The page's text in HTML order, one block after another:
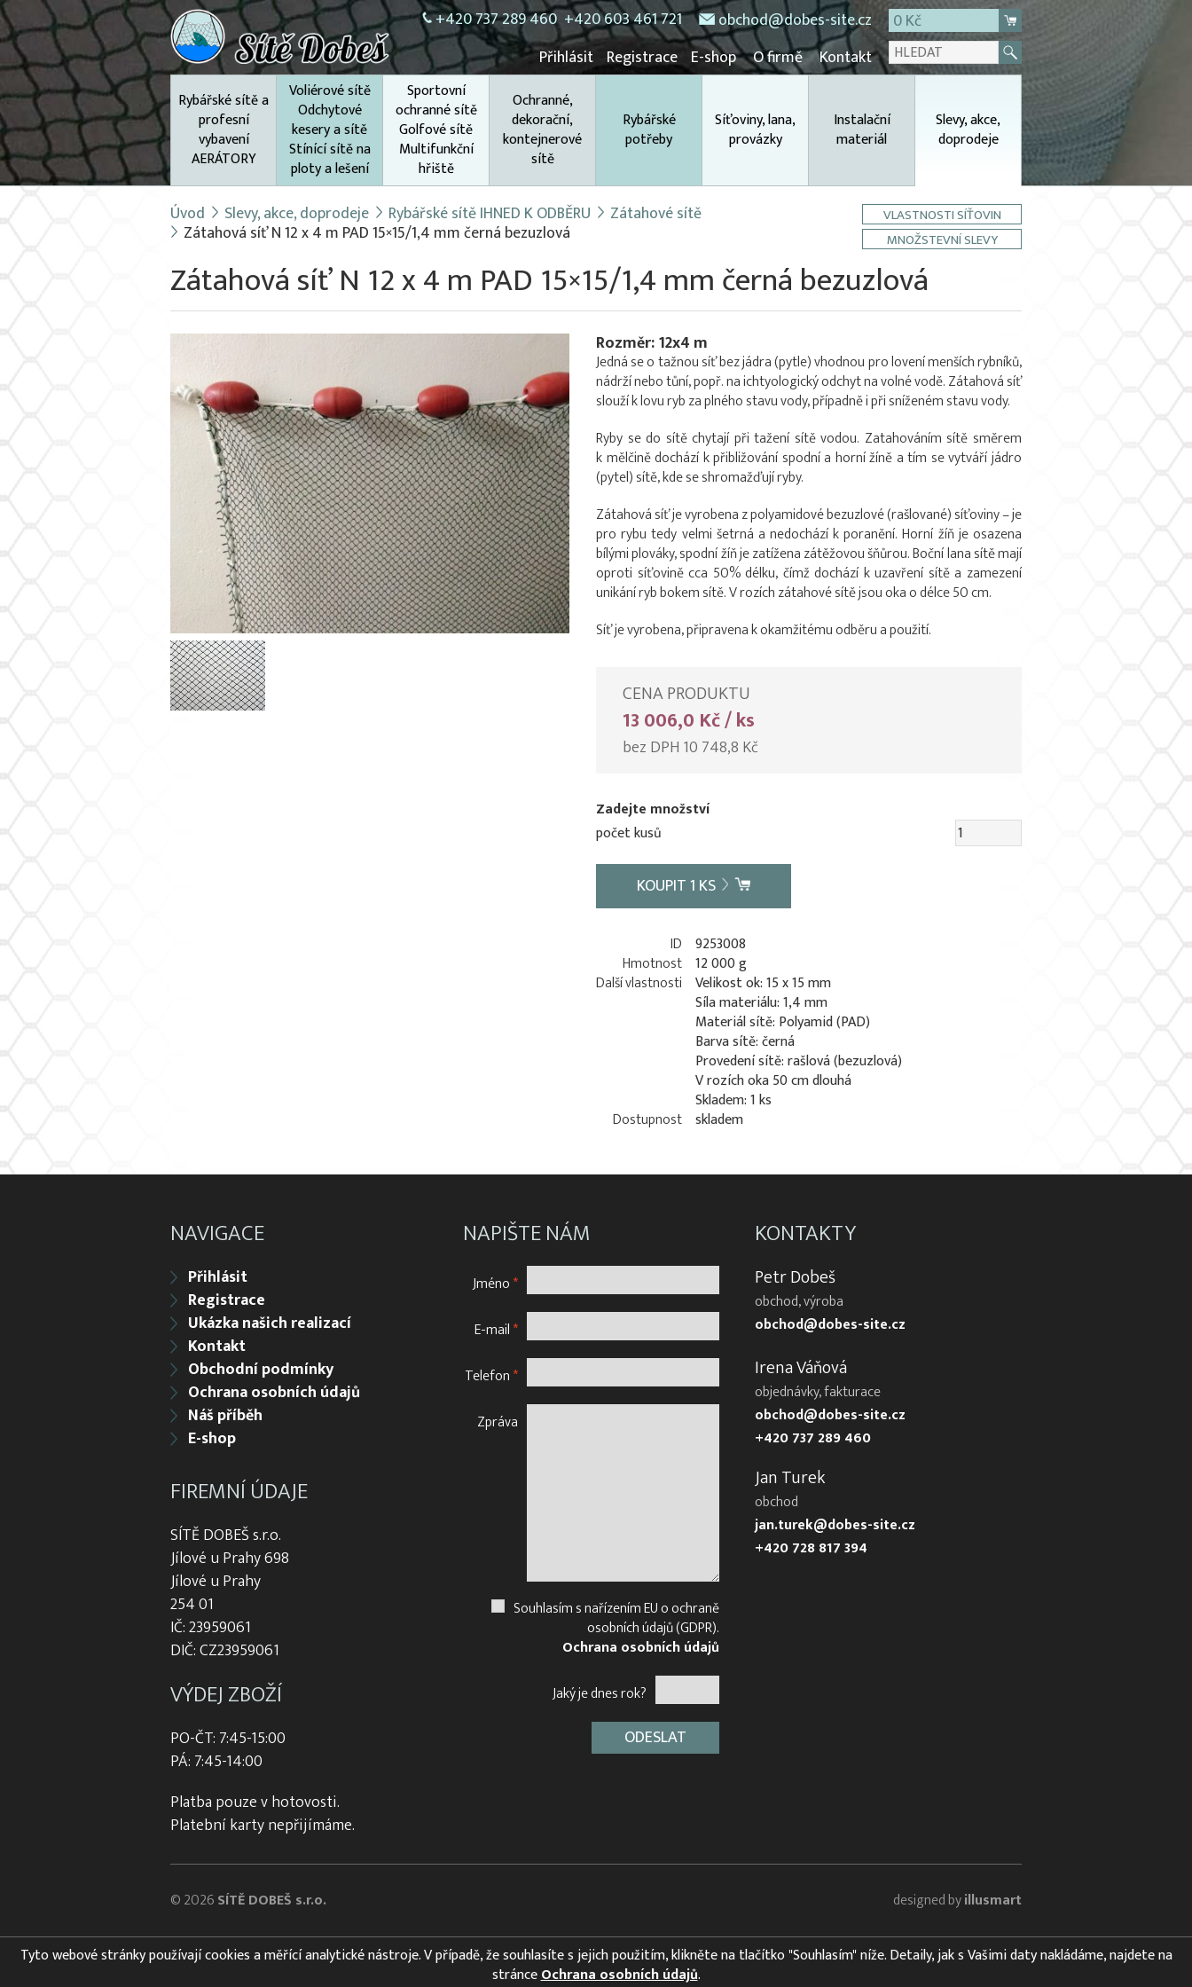
+420 737 289 460 +420 603 461 721 obchod@dobes-site.cz
0 Kč
Přihlásit Registrace E-shop O firmě Kontakt
Rybářské sítě a
profesní
vybavení
AERÁTORY
Voliérové sítě
Odchytové
kesery a sítě
Stínící sítě na
ploty a lešení
Sportovní
ochranné sítě
Golfové sítě
Multifunkční
hřiště
Ochranné,
dekorační,
kontejnerové
sítě
Rybářské
potřeby
Síťoviny, lana,
provázky
Instalační
materiál
Slevy, akce,
doprodeje
Úvod Slevy, akce, doprodeje Rybářské sítě IHNED K ODBĚRU Zátahové sítě
Zátahová síť N 12 x 4 m PAD 15×15/1,4 mm černá bezuzlová
VLASTNOSTI SÍŤOVIN
MNOŽSTEVNÍ SLEVY
Zátahová síť N 12 x 4 m PAD 15×15/1,4 mm černá bezuzlová
Rozměr: 12x4 m
Jedná se o tažnou síť bez jádra (pytle) vhodnou pro lovení menších rybníků,
nádrží nebo tůní, popř. na ichtyologický odchyt na volné vodě. Zátahová síť
slouží k lovu ryb za plného stavu vody, případně i při sníženém stavu vody.
Ryby se do sítě chytají při tažení sítě vodou. Zatahováním sítě směrem
k mělčině dochází k přibližování spodní a horní žíně a tím se vytváří jádro
(pytel) sítě, kde se shromažďují ryby.
Zátahová síť je vyrobena z polyamidové bezuzlové (rašlované) síťoviny – je
pro rybu tedy velmi šetrná a nedochází k poranění. Horní žíň je osazena
bílými plováky, spodní žíň je zatížena zátěžovou šňůrou. Boční lana sítě mají
oproti síťovině cca 50% délku, čímž dochází k uzavření sítě a zamezení
unikání ryb bokem sítě. V rozích zátahové sítě jsou oka o délce 50 cm.
Síť je vyrobena, připravena k okamžitému odběru a použití.
CENA PRODUKTU
13 006,0 Kč / ks
bez DPH 10 748,8 Kč
Zadejte množství
počet kusů
KOUPIT1 KS
ID 9253008
Hmotnost 12 000 g
Další vlastnosti Velikost ok: 15 x 15 mm
Síla materiálu: 1,4 mm
Materiál sítě: Polyamid (PAD)
Barva sítě: černá
Provedení sítě: rašlová (bezuzlová)
V rozích oka 50 cm dlouhá
Skladem: 1 ks
Dostupnost skladem
NAVIGACE
Přihlásit
Registrace
Ukázka našich realizací
Kontakt
Obchodní podmínky
Ochrana osobních údajů
Náš příběh
E-shop
FIREMNÍ ÚDAJE
SÍTĚ DOBEŠ s.r.o.
Jílové u Prahy 698
Jílové u Prahy
254 01
IČ: 23959061
DIČ: CZ23959061
VÝDEJ ZBOŽÍ
PO-ČT: 7:45-15:00
PÁ: 7:45-14:00
Platba pouze v hotovosti.
Platební karty nepřijímáme.
NAPIŠTE NÁM
Jméno*
E-mail*
Telefon*
Zpráva
Souhlasím s nařízením EU o ochraně
osobních údajů (GDPR).
Ochrana osobních údajů
Jaký je dnes rok?
KONTAKTY
Petr Dobeš
obchod, výroba
obchod@dobes-site.cz
Irena Váňová
objednávky, fakturace
obchod@dobes-site.cz
+420 737 289 460
Jan Turek
obchod
jan.turek@dobes-site.cz
+420 728 817 394
© 2026SÍTĚ DOBEŠ s.r.o. designed byillusmart
Tyto webové stránky používají cookies a měřící analytické nástroje. V případě, že souhlasíte s jejich použitím, klikněte na tlačítko "Souhlasím" níže. Detaily, jak s Vašimi daty nakládáme, najdete na
stránceOchrana osobních údajů.